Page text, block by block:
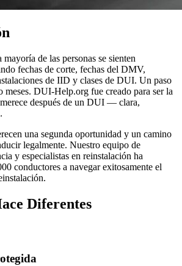
de las personas se sienten
fechas de corte, fechas del DMV,
de IID y clases de DUI. Un paso
meses. DUI-Help.org fue creado para ser la
después de un DUI — clara,
una segunda oportunidad y un camino
legalmente. Nuestro equipo de
y especialistas en reinstalación ha
conductores a navegar exitosamente el
Diferentes